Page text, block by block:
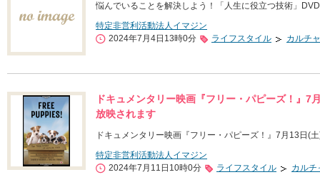
悩んでいることを解決しよう！「人生に役立つ技術」
特定非営利活動法人イマジン
2024年7月4日13時0分
ライフスタイル カルチ
ドキュメンタリー映画『フリー・パピーズ！』
放映されます
ドキュメンタリー映画『フリー・パピーズ！』7月13日(
特定非営利活動法人イマジン
2024年7月11日10時0分
ライフスタイル カルチ